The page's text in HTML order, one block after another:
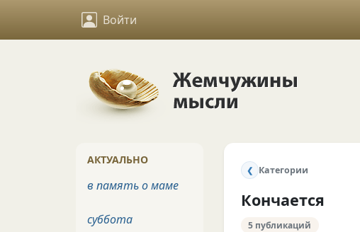
Войти
❮ Категории
Кончается
5 публикаций
АКТУАЛЬНО
в память о маме
суббота